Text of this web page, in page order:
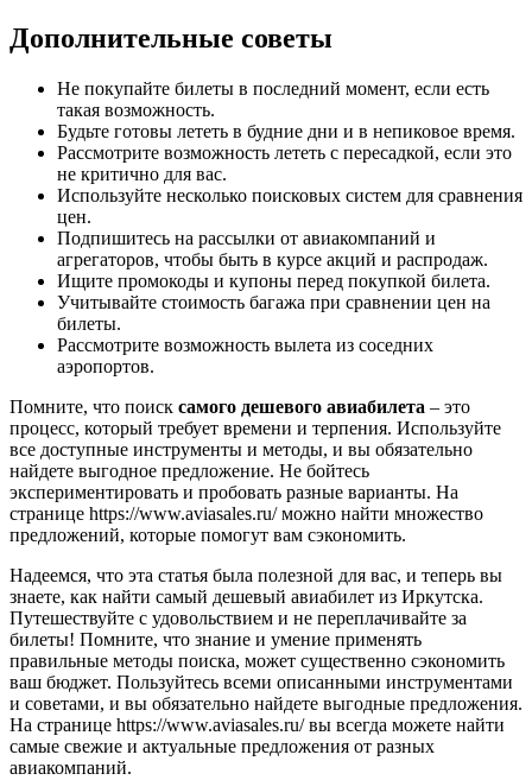
Дополнительные советы
Не покупайте билеты в последний момент, если есть
такая возможность.
Будьте готовы лететь в будние дни и в непиковое время.
Рассмотрите возможность лететь с пересадкой, если это
не критично для вас.
Используйте несколько поисковых систем для сравнения
цен.
Подпишитесь на рассылки от авиакомпаний и
агрегаторов, чтобы быть в курсе акций и распродаж.
Ищите промокоды и купоны перед покупкой билета.
Учитывайте стоимость багажа при сравнении цен на
билеты.
Рассмотрите возможность вылета из соседних
аэропортов.
Помните, что поиск самого дешевого авиабилета – это
процесс, который требует времени и терпения. Используйте
все доступные инструменты и методы, и вы обязательно
найдете выгодное предложение. Не бойтесь
экспериментировать и пробовать разные варианты. На
странице https://www.aviasales.ru/ можно найти множество
предложений, которые помогут вам сэкономить.
Надеемся, что эта статья была полезной для вас, и теперь вы
знаете, как найти самый дешевый авиабилет из Иркутска.
Путешествуйте с удовольствием и не переплачивайте за
билеты! Помните, что знание и умение применять
правильные методы поиска, может существенно сэкономить
ваш бюджет. Пользуйтесь всеми описанными инструментами
и советами, и вы обязательно найдете выгодные предложения.
На странице https://www.aviasales.ru/ вы всегда можете найти
самые свежие и актуальные предложения от разных
авиакомпаний.